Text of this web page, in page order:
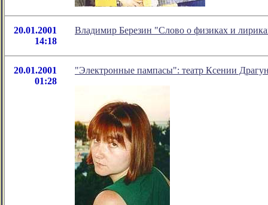
20.01.2001
14:18
Владимир Березин "Слово о физиках и
20.01.2001
01:28
"Электронные пампасы": театр Ксении